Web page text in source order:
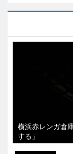
横浜赤レンガ倉
する」